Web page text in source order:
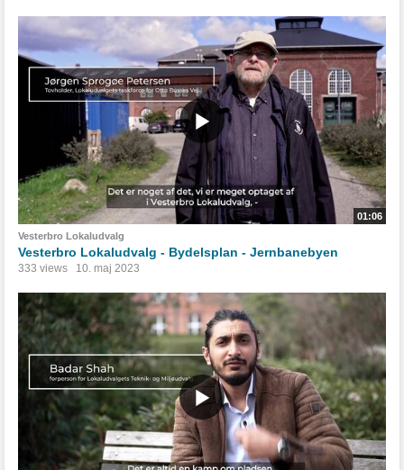
01:06
Vesterbro Lokaludvalg
Vesterbro Lokaludvalg - Bydelsplan - Jernbanebyen
333 views 10. maj 2023